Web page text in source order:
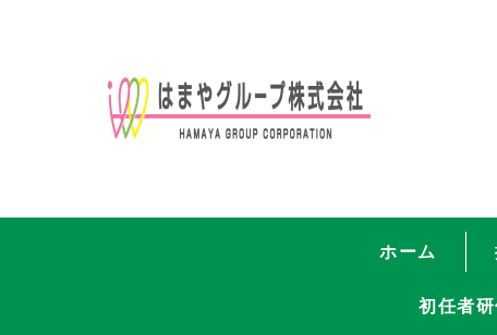
ホーム
初任者